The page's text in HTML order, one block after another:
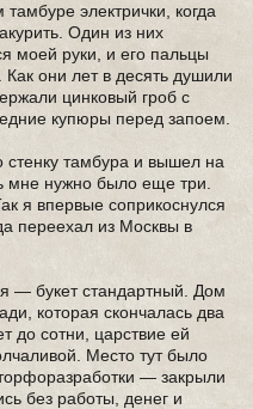
электрички, когда
Один из них
моей руки, и его пальцы
они лет в десять душили
цинковый гроб с
купюры перед запоем.
стенку тамбура и вышел на
мне нужно было еще три.
я впервые соприкоснулся
переехал из Москвы в
— букет стандартный. Дом
которая скончалась два
до сотни, царствие ей
Место тут было
— закрыли
без работы, денег и